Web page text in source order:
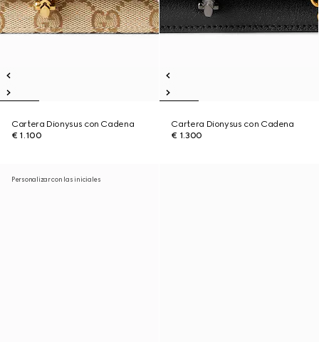
Cartera Dionysus con Cadena
€ 1.100
Cartera Dionysus con Cadena
€ 1.300
Personalizar con las iniciales